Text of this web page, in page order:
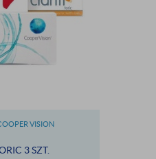
VISION
3 SZT.